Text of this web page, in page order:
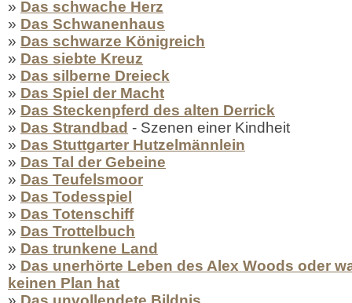
» Das schwache Herz
» Das Schwanenhaus
» Das schwarze Königreich
» Das siebte Kreuz
» Das silberne Dreieck
» Das Spiel der Macht
» Das Steckenpferd des alten Derrick
» Das Strandbad - Szenen einer Kindheit
» Das Stuttgarter Hutzelmännlein
» Das Tal der Gebeine
» Das Teufelsmoor
» Das Todesspiel
» Das Totenschiff
» Das Trottelbuch
» Das trunkene Land
» Das unerhörte Leben des Alex Woods oder
keinen Plan hat